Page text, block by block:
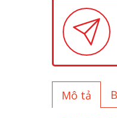
Mô tả